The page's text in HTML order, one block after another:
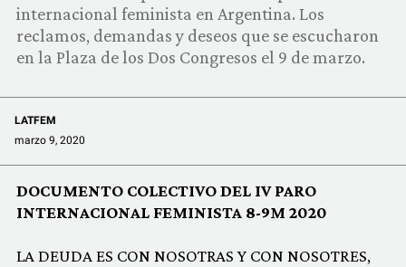
PRODUCTOS
QUIÉNES SOMOS
internacional feminista en Argentina. Los
reclamos, demandas y deseos que se escucharon
en la Plaza de los Dos Congresos el 9 de marzo.
LATFEM
marzo 9, 2020
DOCUMENTO COLECTIVO DEL IV PARO
INTERNACIONAL FEMINISTA 8-9M 2020
LA DEUDA ES CON NOSOTRAS Y CON NOSOTRES,